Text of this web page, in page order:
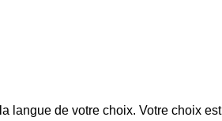
langue de votre choix. Votre choix est